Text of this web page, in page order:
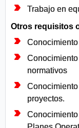
Trabajo en
Otros requisitos
normativos
proyectos.